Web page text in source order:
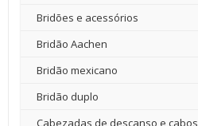
Bridões e acessórios
Bridão Aachen
Bridão mexicano
Bridão duplo
Cabezadas de descanso e cabos